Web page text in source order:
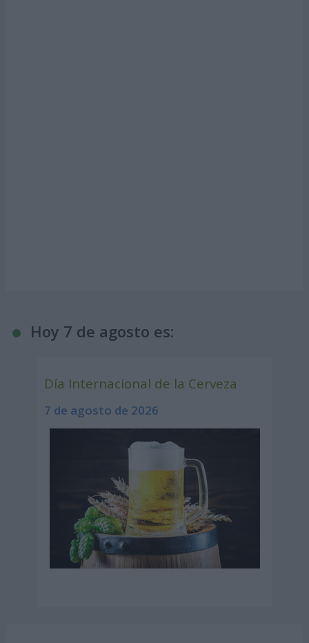
Hoy 7 de agosto es:
Día Internacional de la Cerveza
7 de agosto de 2026